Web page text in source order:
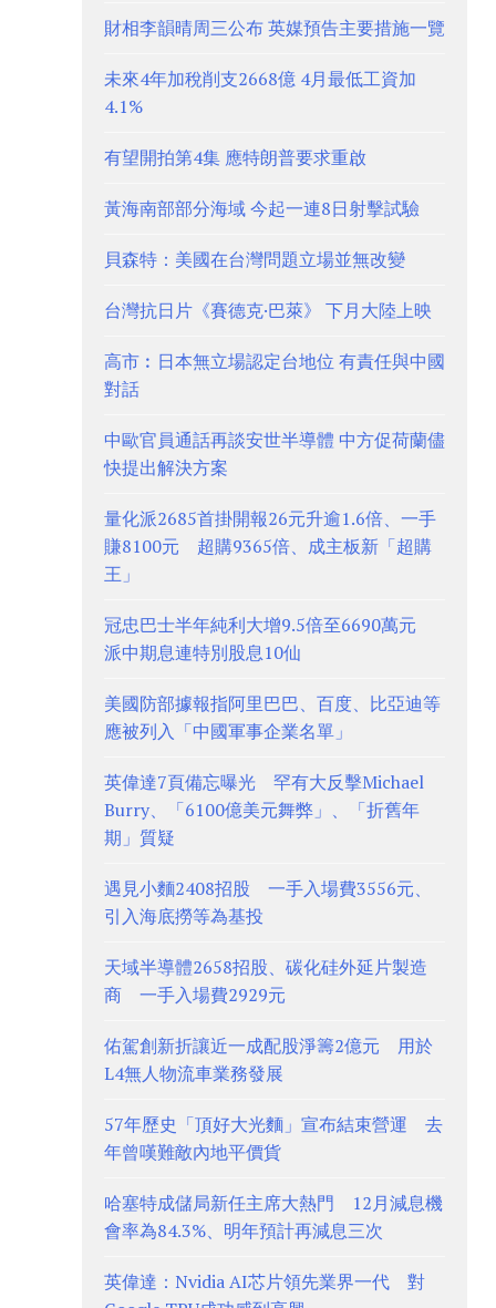
財相李韻晴周三公布 英媒預告主要措施一覽
未來4年加稅削支2668億 4月最低工資加
4.1%
有望開拍第4集 應特朗普要求重啟
黃海南部部分海域 今起一連8日射擊試驗
貝森特：美國在台灣問題立場並無改變
台灣抗日片《賽德克·巴萊》 下月大陸上映
高市︰日本無立場認定台地位 有責任與中國
對話
中歐官員通話再談安世半導體 中方促荷蘭儘
快提出解決方案
量化派2685首掛開報26元升逾1.6倍、一手
賺8100元 超購9365倍、成主板新「超購
王」
冠忠巴士半年純利大增9.5倍至6690萬元
派中期息連特別股息10仙
美國防部據報指阿里巴巴、百度、比亞迪等
應被列入「中國軍事企業名單」
英偉達7頁備忘曝光 罕有大反擊Michael
Burry、「6100億美元舞弊」、「折舊年
期」質疑
遇見小麵2408招股 一手入場費3556元、
引入海底撈等為基投
天域半導體2658招股、碳化硅外延片製造
商 一手入場費2929元
佑駕創新折讓近一成配股淨籌2億元 用於
L4無人物流車業務發展
57年歷史「頂好大光麵」宣布結束營運 去
年曾嘆難敵內地平價貨
哈塞特成儲局新任主席大熱門 12月減息機
會率為84.3%、明年預計再減息三次
英偉達：Nvidia AI芯片領先業界一代 對